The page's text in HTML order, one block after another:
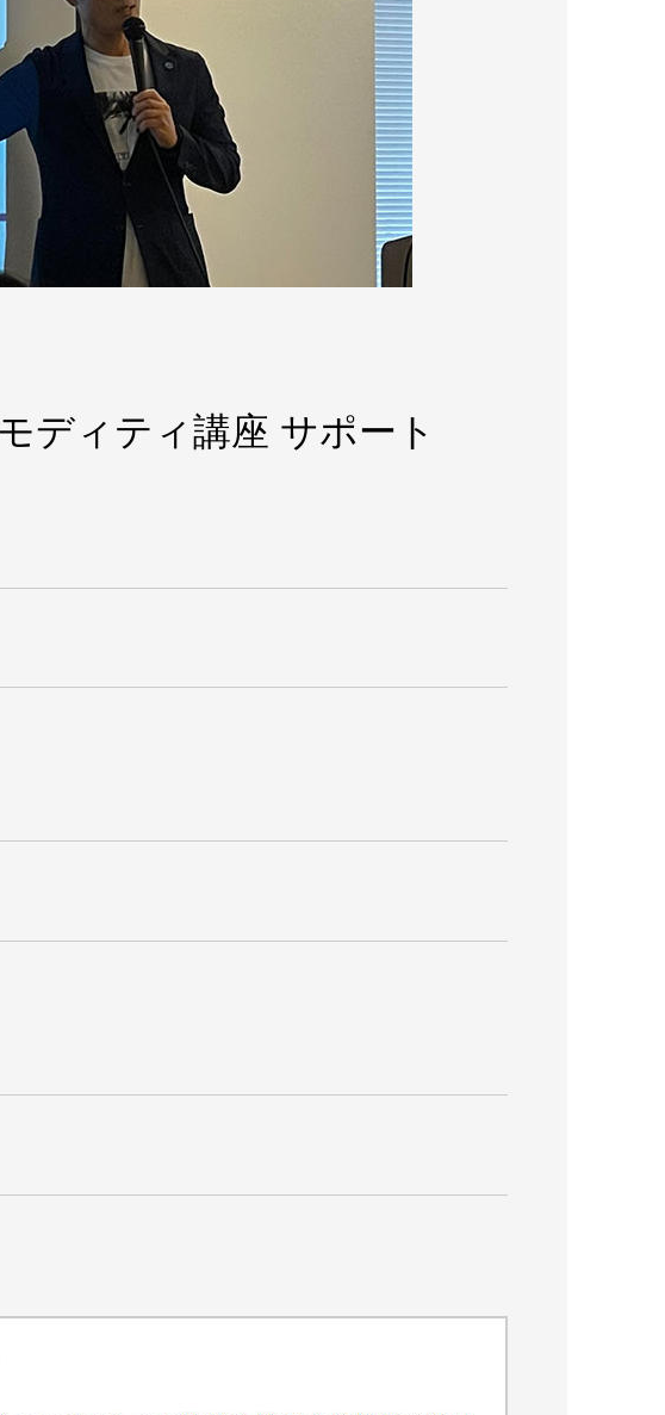
ディティ講座 サポート